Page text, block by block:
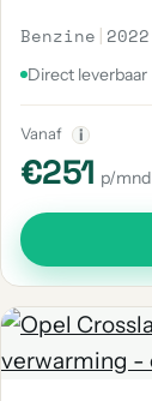
Benzine | 2022
Direct leverbaar
Vanaf i
€251 p/mnd